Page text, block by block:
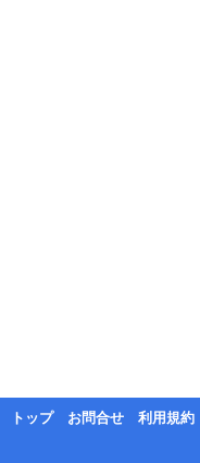
トップ お問合せ 利用規約